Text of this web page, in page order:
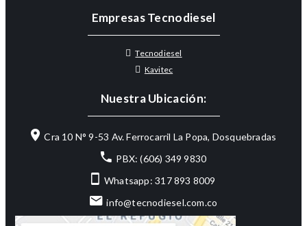
Empresas Tecnodiesel
Tecnodiesel
Kavitec
Nuestra Ubicación:
Cra 10 N° 9-53 Av. Ferrocarril La Popa, Dosquebradas
PBX: (606) 349 9830
Whatsapp: 317 893 8009
info@tecnodiesel.com.co